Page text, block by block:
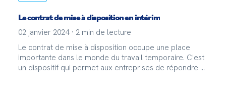
Le contrat de mise à disposition en intérim
02 janvier 2024 · 2 min de lecture
Le contrat de mise à disposition occupe une place
importante dans le monde du travail temporaire. C'est
un dispositif qui permet aux entreprises de répondre à